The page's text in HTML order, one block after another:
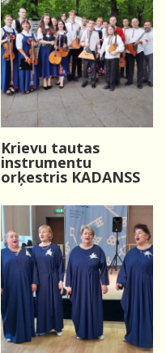
Krievu tautas
instrumentu
orķestris KADANSS